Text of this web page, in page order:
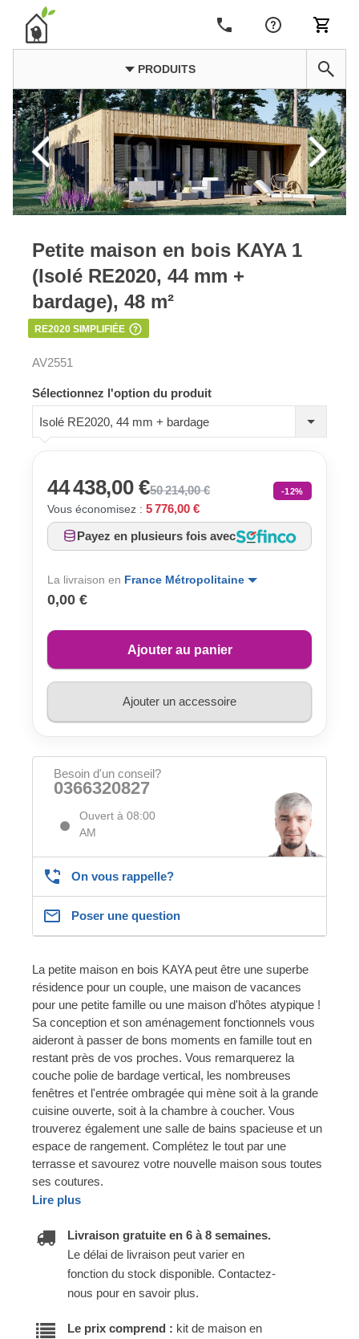
PRODUITS
Petite maison en bois KAYA 1
(Isolé RE2020, 44 mm +
bardage), 48 m²
RE2020 SIMPLIFIÉE
AV2551
Sélectionnez l'option du produit
Isolé RE2020, 44 mm + bardage
44 438,00 €50 214,00 € -12%
Vous économisez : 5 776,00 €
Payez en plusieurs fois avec
La livraison en France Métropolitaine
0,00 €
Ajouter au panier
Ajouter un accessoire
Besoin d'un conseil?
0366320827
Ouvert à 08:00
AM
On vous rappelle?
Poser une question
La petite maison en bois KAYA peut être une superbe
résidence pour un couple, une maison de vacances
pour une petite famille ou une maison d'hôtes atypique !
Sa conception et son aménagement fonctionnels vous
aideront à passer de bons moments en famille tout en
restant près de vos proches. Vous remarquerez la
couche polie de bardage vertical, les nombreuses
fenêtres et l'entrée ombragée qui mène soit à la grande
cuisine ouverte, soit à la chambre à coucher. Vous
trouverez également une salle de bains spacieuse et un
espace de rangement. Complétez le tout par une
terrasse et savourez votre nouvelle maison sous toutes
ses coutures.
Lire plus
Livraison gratuite en 6 à 8 semaines.
Le délai de livraison peut varier en
fonction du stock disponible. Contactez-
nous pour en savoir plus.
Le prix comprend : kit de maison en